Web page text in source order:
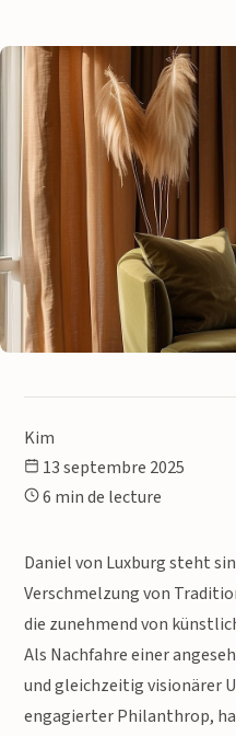
Kim
13 septembre 2025
6 min de lecture
Daniel von Luxburg steht
Verschmelzung von
die zunehmend von
Als Nachfahre einer
und gleichzeitig visionärer
engagierter Philanthrop,